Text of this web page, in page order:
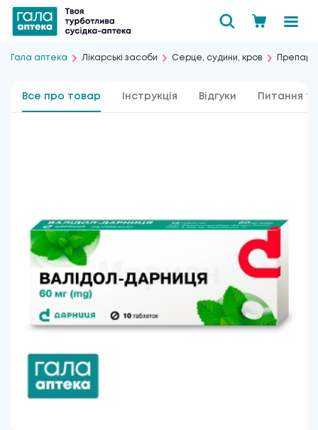
Гала аптека Лікарські засоби Серце, судини, кров
Все про товар Інструкція Відгуки Питання та